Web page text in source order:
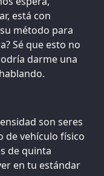
está con
método para
Sé que esto no
darme una
son seres
de vehículo físico
de quinta
en tu estándar